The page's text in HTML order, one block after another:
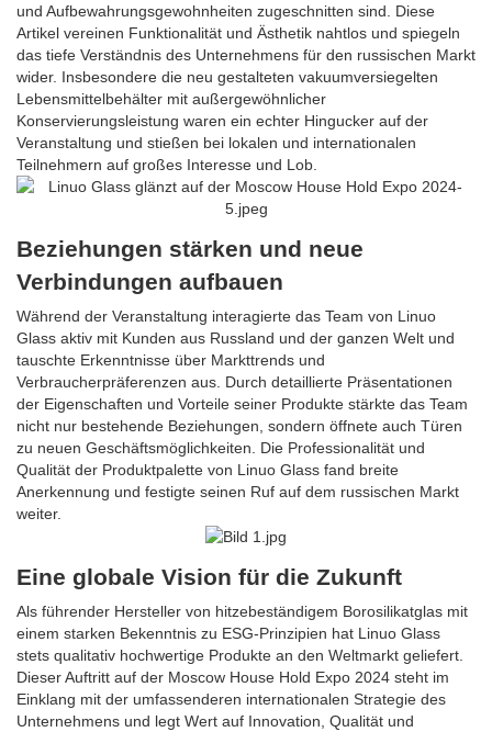
und Aufbewahrungsgewohnheiten zugeschnitten sind. Diese
Artikel vereinen Funktionalität und Ästhetik nahtlos und spiegeln
das tiefe Verständnis des Unternehmens für den russischen Markt
wider. Insbesondere die neu gestalteten vakuumversiegelten
Lebensmittelbehälter mit außergewöhnlicher
Konservierungsleistung waren ein echter Hingucker auf der
Veranstaltung und stießen bei lokalen und internationalen
Teilnehmern auf großes Interesse und Lob.
Beziehungen stärken und neue
Verbindungen aufbauen
Während der Veranstaltung interagierte das Team von Linuo
Glass aktiv mit Kunden aus Russland und der ganzen Welt und
tauschte Erkenntnisse über Markttrends und
Verbraucherpräferenzen aus. Durch detaillierte Präsentationen
der Eigenschaften und Vorteile seiner Produkte stärkte das Team
nicht nur bestehende Beziehungen, sondern öffnete auch Türen
zu neuen Geschäftsmöglichkeiten. Die Professionalität und
Qualität der Produktpalette von Linuo Glass fand breite
Anerkennung und festigte seinen Ruf auf dem russischen Markt
weiter.
Eine globale Vision für die Zukunft
Als führender Hersteller von hitzebeständigem Borosilikatglas mit
einem starken Bekenntnis zu ESG-Prinzipien hat Linuo Glass
stets qualitativ hochwertige Produkte an den Weltmarkt geliefert.
Dieser Auftritt auf der Moscow House Hold Expo 2024 steht im
Einklang mit der umfassenderen internationalen Strategie des
Unternehmens und legt Wert auf Innovation, Qualität und